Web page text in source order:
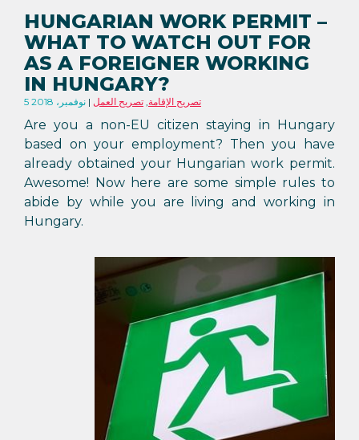
HUNGARIAN WORK PERMIT –
WHAT TO WATCH OUT FOR
AS A FOREIGNER WORKING
IN HUNGARY?
5 نوفمبر، 2018 تصريح الإقامة, تصريح العمل
Are you a non-EU citizen staying in Hungary
based on your employment? Then you have
already obtained your Hungarian work permit.
Awesome! Now here are some simple rules to
abide by while you are living and working in
Hungary.